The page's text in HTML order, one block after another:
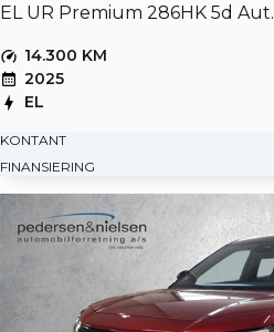
EL UR Premium 286HK 5d Aut.
14.300 KM
2025
EL
KONTANT
FINANSIERING